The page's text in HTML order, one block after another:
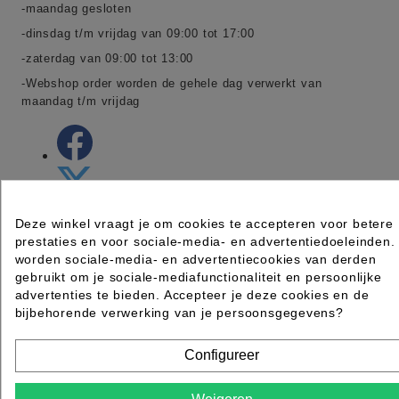
-maandag gesloten
-dinsdag t/m vrijdag van 09:00 tot 17:00
-zaterdag van 09:00 tot 13:00
-Webshop order worden de gehele dag verwerkt van
maandag t/m vrijdag
PRODUCTEN
Speciale aanbieding pagina bij groothandel MAZ
Bekijk de Speciale aanbieding
pagina bij groothandel MAZ Beautyland.
Deze winkel vraagt je om cookies te accepteren voor betere
prestaties en voor sociale-media- en advertentiedoeleinden.
worden sociale-media- en advertentiecookies van derden
gebruikt om je sociale-mediafunctionaliteit en persoonlijke
advertenties te bieden. Accepteer je deze cookies en de
bijbehorende verwerking van je persoonsgegevens?
Configureer